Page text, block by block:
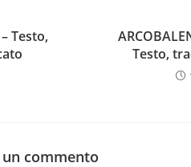
Testo,
Testo,
un commento